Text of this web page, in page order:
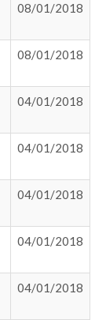
08/01/2018
08/01/2018
04/01/2018
04/01/2018
04/01/2018
04/01/2018
04/01/2018